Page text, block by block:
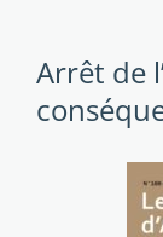
Arrêt de